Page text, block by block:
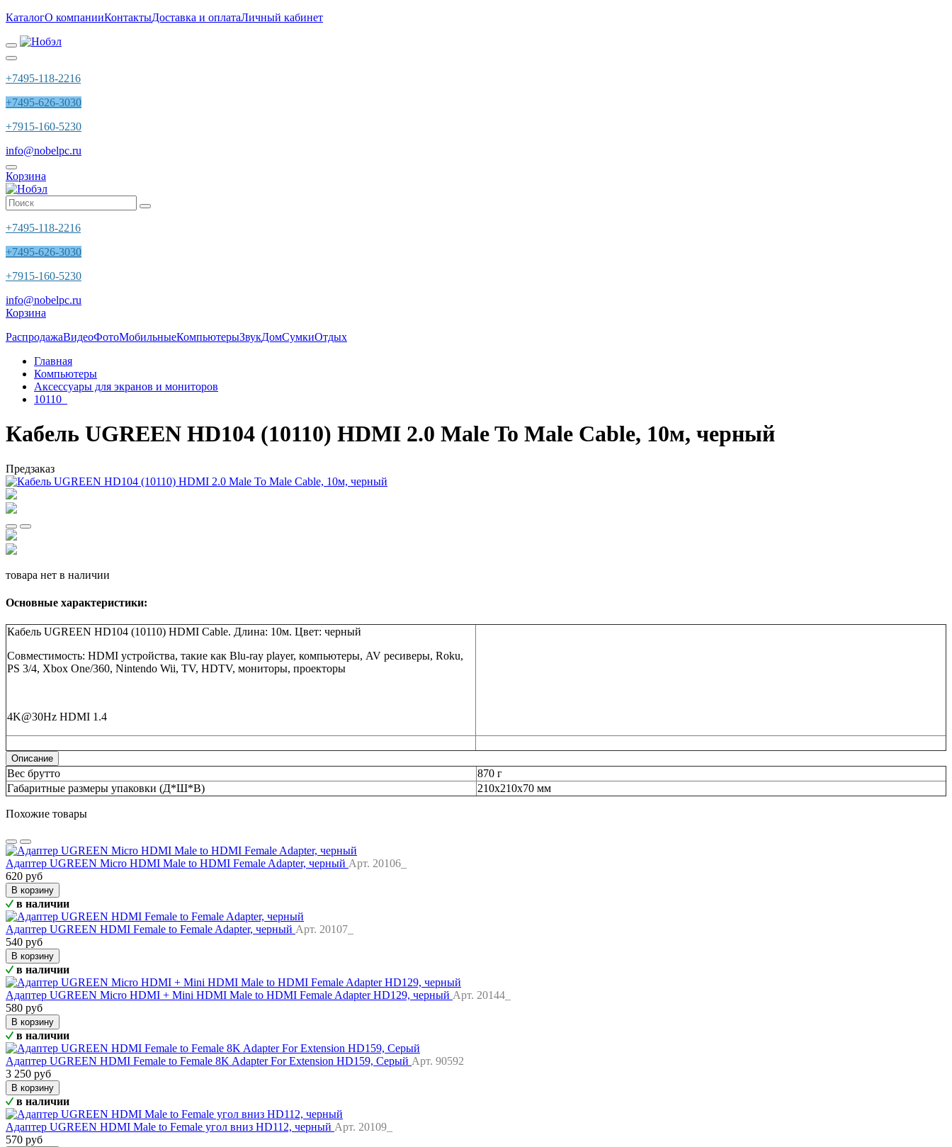
КаталогО компанииКонтактыДоставка и оплатаЛичный кабинет
+7495-118-2216
+7495-626-3030
+7915-160-5230
info@nobelpc.ru
Корзина
+7495-118-2216
+7495-626-3030
+7915-160-5230
info@nobelpc.ru
Корзина
РаспродажаВидеоФотоМобильныеКомпьютерыЗвукДомСумкиОтдых
Главная
Компьютеры
Аксессуары для экранов и мониторов
10110_
Кабель UGREEN HD104 (10110) HDMI 2.0 Male To Male Cable, 10м, черный
Предзаказ
товара нет в наличии
Основные характеристики:
Кабель UGREEN HD104 (10110) HDMI Cable. Длина: 10м. Цвет: черный
Совместимость: HDMI устройства, такие как Blu-ray player, компьютеры, AV ресиверы, Roku,
PS 3/4, Xbox One/360, Nintendo Wii, TV, HDTV, мониторы, проекторы
4K@30Hz HDMI 1.4
Описание
Вес брутто
870 г
Габаритные размеры упаковки (Д*Ш*В)
210х210х70 мм
Похожие товары
Адаптер UGREEN Micro HDMI Male to HDMI Female Adapter, черный Арт. 20106_
620 руб
В корзину
в наличии
Адаптер UGREEN HDMI Female to Female Adapter, черный Арт. 20107_
540 руб
В корзину
в наличии
Адаптер UGREEN Micro HDMI + Mini HDMI Male to HDMI Female Adapter HD129, черный Арт. 20144_
580 руб
В корзину
в наличии
Адаптер UGREEN HDMI Female to Female 8K Adapter For Extension HD159, Серый Арт. 90592
3 250 руб
В корзину
в наличии
Адаптер UGREEN HDMI Male to Female угол вниз HD112, черный Арт. 20109_
570 руб